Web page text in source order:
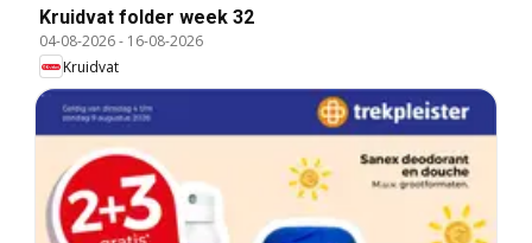
Kruidvat folder week 32
04-08-2026- 16-08-2026
Kruidvat